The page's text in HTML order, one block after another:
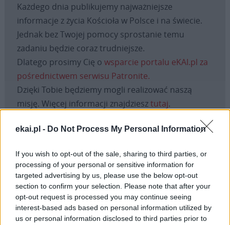
ekai.pl - Do Not Process My Personal Information
If you wish to opt-out of the sale, sharing to third parties, or
processing of your personal or sensitive information for
targeted advertising by us, please use the below opt-out
section to confirm your selection. Please note that after your
opt-out request is processed you may continue seeing
interest-based ads based on personal information utilized by
us or personal information disclosed to third parties prior to
Każdego dnia publikujemy najważniejsze
informacje z życia Kościoła w Polsce i na świecie.
Jednak bez Twojej pomocy sprostanie temu
zadaniu będzie coraz trudniejsze.
Dlatego prosimy Cię o wsparcie portalu eKAI.pl za
pośrednictwem serwisu Patronite.
Dzięki Tobie będziemy mogli realizować naszą
misję. Więcej informacji znajdziesztutaj.
Facebook
TwitterMessengerWhatsApp
EmailCopy
Link
Print
Wersja do druku